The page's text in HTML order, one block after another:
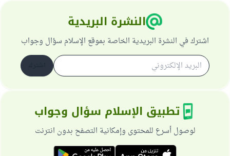
النشرة البريدية
اشترك في النشرة البريدية الخاصة بموقع الإسلام سؤال وجواب
تطبيق الإسلام سؤال وجواب
لوصول أسرع للمحتوى وإمكانية التصفح بدون انترنت